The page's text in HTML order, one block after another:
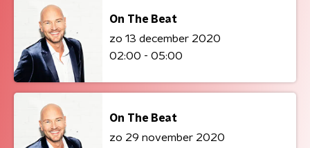
On The Beat
zo 13 december 2020
02:00 - 05:00
On The Beat
zo 29 november 2020